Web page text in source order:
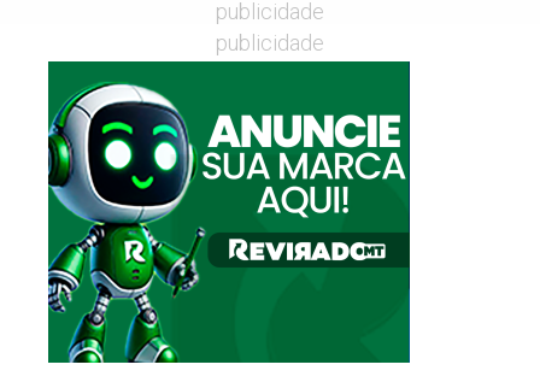
publicidade
publicidade